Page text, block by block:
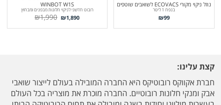
נוזל ניקוי מקורי ECOVACS לשואבים שוטפים
בנפח 1 ליטר
₪99
WINBOT W1S
רובוט חדשני לניקוי חלונות מבפנים ומבחוץ
₪1,890
₪1,990
קצת עלינו:
חברת אקווקס רובוטיקס היא החברה המובילה בעולם לייצור שואבי
אבק ומנקי חלונות רובוטיים. החברה מוכרת את מוצריה בכל העולם